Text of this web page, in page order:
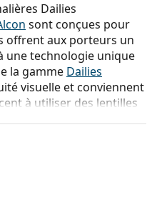
Dailies
sont conçues pour
offrent aux porteurs un
une technologie unique
la gamme Dailies
visuelle et conviennent
à utiliser des lentilles
unique en raison de ses
deux paupières, ce qui